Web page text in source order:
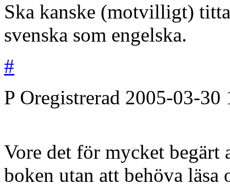
Ska kanske (motvilligt)
svenska som engelska.
#
P Oregistrerad 2005-03-30
Vore det för mycket begärt
boken utan att behöva